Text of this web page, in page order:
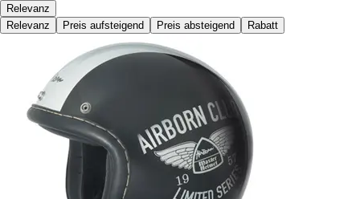
Relevanz
Relevanz
Preis aufsteigend Preis absteigend Rabatt